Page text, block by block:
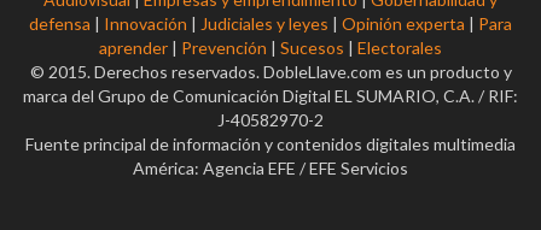
defensa | Innovación | Judiciales y leyes | Opinión experta | Para
aprender | Prevención | Sucesos | Electorales
© 2015. Derechos reservados. DobleLlave.com es un producto y
marca del Grupo de Comunicación Digital EL SUMARIO, C.A. / RIF:
J-40582970-2
Fuente principal de información y contenidos digitales multimedia
América: Agencia EFE / EFE Servicios